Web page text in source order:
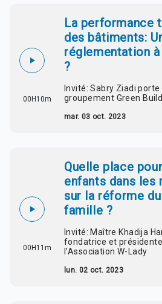
00H10m
La performance
des bâtiments:
réglementation
?
Invité: Sabry Ziadi porte
groupement Green
mar. 03 oct. 2023
00H11m
Quelle place
enfants dans les
sur la réforme
famille ?
Invité: Maître Khadija
fondatrice et
l’Association W-Lady
lun. 02 oct. 2023